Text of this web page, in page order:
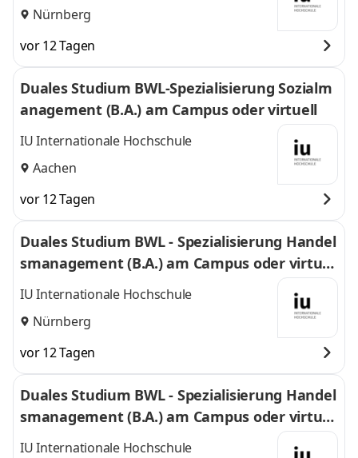
Nürnberg
vor 12 Tagen
Duales Studium BWL-Spezialisierung Sozialm
anagement (B.A.) am Campus oder virtuell
IU Internationale Hochschule
Aachen
vor 12 Tagen
Duales Studium BWL - Spezialisierung Handel
smanagement (B.A.) am Campus oder virtuel
l
IU Internationale Hochschule
Nürnberg
vor 12 Tagen
Duales Studium BWL - Spezialisierung Handel
smanagement (B.A.) am Campus oder virtuel
l
IU Internationale Hochschule